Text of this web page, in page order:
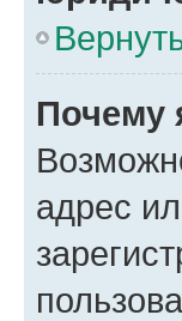
Почему
адрес